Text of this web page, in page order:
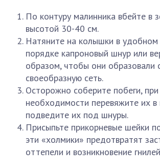
По контуру малинника вбейте в
высотой 30-40 см.
Натяните на колышки в удобном
порядке капроновый шнур или
образом, чтобы они образовали
своеобразную сеть.
Осторожно соберите побеги, при
необходимости перевяжите их в
подведите их под шнуры.
Присыпьте прикорневые шейки
эти «холмики» предотвратят
оттепели и возникновение